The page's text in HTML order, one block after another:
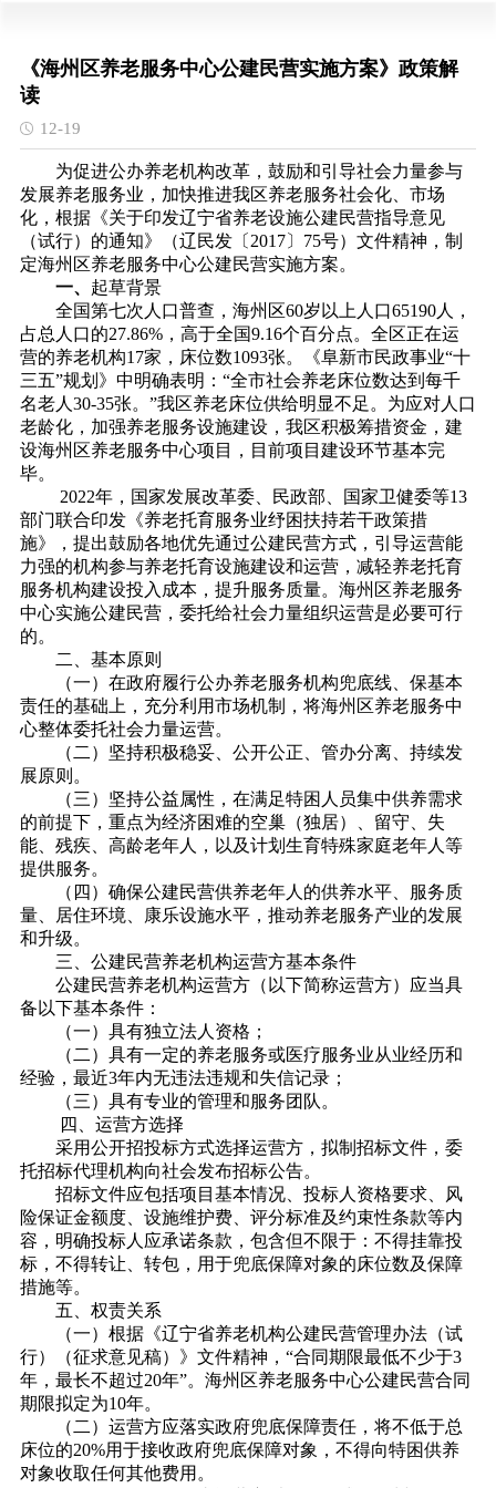
《海州区养老服务中心公建民营实施方案》政策解
读
12-19
为促进公办养老机构改革，鼓励和引导社会力量参与
发展养老服务业，加快推进我区养老服务社会化、市场
化，根据《关于印发辽宁省养老设施公建民营指导意见
（试行）的通知》（辽民发〔 2017〕75号）文件精神， 制
定海州区养老服务中心公建民营实施方案。
一、 起草背景
全国第七次人口普查，海州区60岁以上人口65190人，
占总人口的27.86%，高于全国9.16个百分点。全区正在运
营的养老机构17家，床位数1093张。《阜新市民政事业“十
三五”规划》中明确表明：“全市社会养老床位数达到每千
名老人30-35张。”我区养老床位供给明显不足。为应对人口
老龄化，加强养老服务设施建设，我区积极筹措资金，建
设海州区养老服务中心项目，目前项目建设环节基本完
毕。
2022年，国家发展改革委、民政部、国家卫健委等13
部门联合印发《养老托育服务业纾困扶持若干政策措
施》，提出鼓励各地优先通过公建民营方式，引导运营能
力强的机构参与养老托育设施建设和运营，减轻养老托育
服务机构建设投入成本，提升服务质量。 海州区养老服务
中心实施公建民营，委托给社会力量组织运营是必要可行
的。
二、基本原则
（一）在政府履行公办养老服务机构兜底线、保基本
责任的基础上，充分利用市场机制，将海州区养老服务中
心整体委托社会力量运营。
（二）坚持积极稳妥、公开公正、管办分离、持续发
展原则。
（三）坚持公益属性，在满足特困人员集中供养需求
的前提下，重点为经济困难的空巢（独居）、留守、失
能、残疾、高龄老年人，以及计划生育特殊家庭老年人等
提供服务。
（四）确保公建民营供养老年人的供养水平、服务质
量、居住环境、康乐设施水平，推动养老服务产业的发展
和升级。
三、公建民营养老机构运营方基本条件
公建民营养老机构运营方（以下简称运营方）应当具
备以下基本条件：
（一）具有独立法人资格；
（二）具有一定的养老服务或医疗服务业从业经历和
经验，最近3年内无违法违规和失信记录；
（三）具有专业的管理和服务团队。
四、运营方选择
采用公开招投标方式选择运营方， 拟制招标文件，委
托招标代理机构向社会发布招标公告。
招标文件应包括项目基本情况、投标人资格要求、风
险保证金额度、设施维护费、评分标准及约束性条款等内
容，明确投标人应承诺条款，包含但不限于：不得挂靠投
标，不得转让、转包，用于兜底保障对象的床位数及保障
措施等。
五、 权责关系
（一）根据《辽宁省养老机构公建民营管理办法（试
行）（征求意见稿） 》文件精神， “合同期限最低不少于3
年，最长不超过20年”。 海州区养老服务中心公建民营合同
期限拟定为10年。
（ 二 ） 运营方应落实政府兜底保障责任，将不低于总
床位的20%用于接收政府兜底保障对象，不得向特困供养
对象收取任何其他费用。